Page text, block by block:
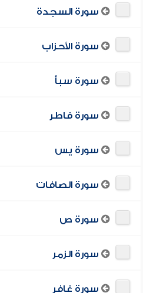
سورة السجدة
سورة الأحزاب
سورة سبأ
سورة فاطر
سورة يس
سورة الصافات
سورة ص
سورة الزمر
سورة غافر